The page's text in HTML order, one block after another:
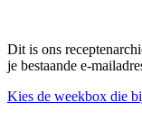
Dit is ons
je bestaande e-
Kies de weekbox die